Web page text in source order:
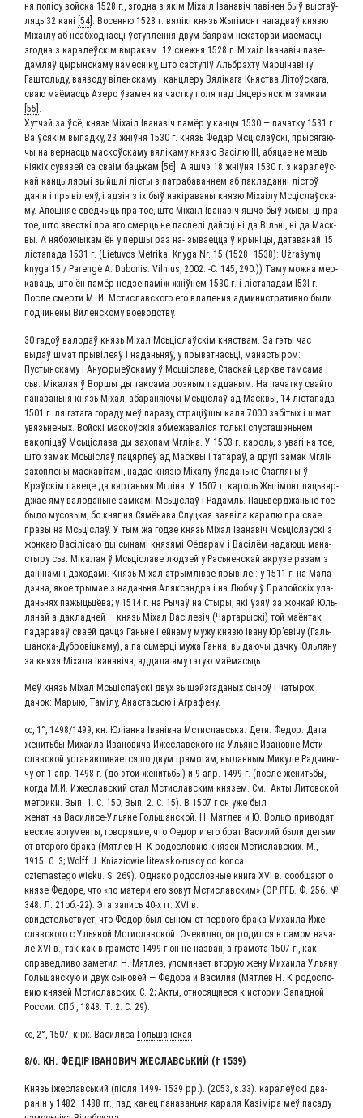
ня попі­су вой­ска 1528 г., згод­на з якім Міхаіл Іва­навіч паві­нен быў выстаў­
ля­ць 32 кані [54] . Восен­ню 1528 г. вялікі князь Жыгі­монт нага­д­ваў кня­зю
Міхаі­лу аб неаб­ход­на­сці ўступ­лен­ня двум бая­рам нека­то­рай маё­мас­ці
згод­на з кара­леўскім выра­кам. 12 снеж­ня 1528 г. Міхаіл Іва­навіч паве­
дам­ляў цырынс­ка­му намес­ніку, што састу­піў Аль­бр­эхту Мар­ці­наві­чу
Гаштоль­ду, ваяво­ду віленска­му і канц­ле­ру Вяліка­га Княст­ва Літоўска­га,
сваю маё­мас­ць Азе­ро ўза­мен на част­ку поля пад Цяце­рын­скім зам­кам
[55] .
Хут­ч­эй за ўсё, князь Міхаіл Іва­навіч памёр у кан­цы 1530 — пачат­ку 1531 г.
Ва ўся­кім выпад­ку, 23 жніў­ня 1530 г. князь Фёдар Мсціслаўскі, пры­ся­га­ю­
чы на вер­на­сць мас­коўс­ка­му вялі­ка­му кня­зю Васі­лю ІІІ, абя­цае не мець
нія­кіх сувя­зей са сваім баць­кам [56] . А яшчэ 18 жніў­ня 1530 г. з кара­леўс­
кай кан­цы­лярыі вый­шлі лісты з патра­ба­ван­нем аб пакла­дан­ні лістоў
данін і пры­віле­яў, і адзін з іх быў накіра­ва­ны кня­зю Міхаі­лу Мсціслаўс­ка­
му. Апош­няе свед­чы­ць пра тое, што Міхаіл Іва­навіч яшчэ быў жывы, ці пра
тое, што звест­кі пра яго смер­ць не паспе­лі дай­с­ці ні да Віль­ні, ні да Мас­к­
вы. А нябож­чы­кам ён у пер­шы раз на- зыва­ец­ца ў кры­ні­цы, дата­ва­най 15
ліста­па­да 1531 г. (Lietuvos Metrika. Knyga Nr. 15 (1528–1538): Užrašymų
knyga 15 / Parengė A. Dubonis. Vilnius, 2002. ‑С. 145, 290.)) Таму мож­на мер­
ка­ва­ць, што ён памёр нед­зе паміж жніў­нем 1530 г. і ліста­па­дам І53І г.
По­сле смер­ти М. И. Мсти­слав­ско­го его вла­де­ния ад­ми­ни­ст­ра­тив­но бы­ли
под­чи­не­ны Ви­лен­ско­му воеводству.
30 гадоў вало­даў князь Міхал Мсь­ціслаўскім княст­вам. За гэты час
выдаў шмат пры­віле­яў i нада­нь­няў, у пры­ват­на­сь­ці, мана­сты­ром:
Пустынс­ка­му і Ануфры­еўс­ка­му ў Мсь­ці­сла­ве, Спас­кай царкве там­са­ма i
сьв. Міка­лая ў Вор­шы ды так­са­ма роз­ным пад­да­ным. На пачат­ку свай­го
пана­ва­нь­ня князь Міхал, аба­ра­ня­ю­чы Мсь­ціслаў ад Мас­к­вы, 14 ліста­па­да
1501 г. ля гэта­га гора­ду меў пара­зу, стра­ціў­шы каля 7000 забітых i шмат
увязь­не­ных. Вой­скі мас­коўскія абме­жа­валі­ся толь­кi спу­ста­ш­э­нь­нем
ваколі­цаў Мсь­ці­сла­ва ды захо­пам Мглі­на. У 1503 г. кароль, з ува­гі на тое,
што замак Мсь­ціслаў пацяр­пеў ад Мас­к­вы i тата­раў, а дру­гі замак Мглін
захопле­ны мас­кавіта­мі, надае кня­зю Міха­лу ўла­да­ньне Спа­г­ля­ны ў
Крэўскім паве­це да вяр­та­нь­ня Мглі­на. У 1507 г. кароль Жыгі­монт пацьвяр­
джае яму вало­да­ньне зам­ка­мі Мсь­ціслаў i Радамль. Пацьвер­джа­ньне тое
было мусо­вым, бо кня­гі­ня Сямё­на­ва Слуц­кая заяві­ла кара­лю пра свае
пра­вы на Мсь­ціслаў. У тым жа год­зе князь Міхал Іва­навіч Мсь­ціслау­скі з
жон­каю Васілі­саю ды сына­мі кня­зя­мі Фёда­рам i Васілём нада­ю­ць мана­
сты­ру сьв. Міка­лая ў Мсь­ці­сла­ве люд­зей у Рась­нен­скай акру­зе разам з
дані­на­мі i дахо­да­мі. Князь Міхал атрым­лі­вае пры­вілеі: у 1511 г. на Мала­
д­эч­на, якое тры­мае з нада­нь­ня Аляк­сандра i на Люб­чу ў Пра­пой­скіх ула­
да­нь­нях пажы­ць­цё­ва; у 1514 г. на Рычаў на Сты­ры, які ўзяў за жон­кай Юль­
ля­най а даклад­ней — князь Міхал Васілевіч (Чар­та­рыс­кі) той маён­так
пада­ра­ваў сва­ёй дач­цэ Ганьне i ейна­му мужу кня­зю Іва­ну Юр’еві­чу (Галь­
шан­ска-Дуб­ро­віц­ка­му), а па сьмер­ці мужа Ган­на, выда­ю­чы дач­ку Юль­ля­ну
за кня­зя Міха­ла Іва­наві­ча, адда­ла яму гэтую маёмасьць.
Меў князь Міхал Мсь­ціслаўскі двух выш­эйз­га­да­ных сыноў i чаты­рох
дачок: Марыю, Тамі­лу, Ана­стась­сю i Аграфену.
∞, 1°, 1498/1499, кн. Юліан­на Іванів­на Мсти­славсь­ка. Дети: Федор. Дата
женить­бы Миха­и­ла Ива­но­ви­ча Иже­слав­ско­го на Ульяне Ива­новне Мсти­
слав­ской уста­нав­ли­ва­ет­ся по двум гра­мо­там, выдан­ным Мику­ле Рад­чи­ни­
чу от 1 апр. 1498 г. (до этой женить­бы) и 9 апр. 1499 г. (после женить­бы,
когда М.И. Иже­слав­ский стал Мсти­слав­ским кня­зем. См.: Акты Литов­ской
мет­ри­ки. Вып. 1. С. 150; Вып. 2. С. 15). В 1507 г он уже был
женат на Васи­ли­се-Ульяне Голь­шан­ской. Н. Мят­лев и Ю. Вольф при­во­дят
вес­кие аргу­мен­ты, гово­ря­щие, что Федор и его брат Васи­лий были детьми
от вто­ро­го бра­ка (Мят­лев Н. К родо­сло­вию кня­зей Мсти­слав­ских. М.,
1915. С. 3; Wolff J. Kniaziowie litewsko-ruscy od konca
cztemastego wieku. S. 269). Одна­ко родо­слов­ные кни­га XVI в. сооб­ща­ют о
кня­зе Федо­ре, что «по мате­ри его зовут Мсти­слав­ским» (ОР РГБ. Ф. 256. №
348. Л. 21об.-22). Эта запись 40‑х гг. XVI в.
сви­де­тель­ству­ет, что Федор был сыном от пер­во­го бра­ка Миха­и­ла Иже­
слав­ско­го с Улья­ной Мсти­слав­ской. Оче­вид­но, он родил­ся в самом нача­
ле XVI в., так как в гра­мо­те 1499 г он не назван, а гра­мо­та 1507 г., как
спра­вед­ли­во заме­тил Н. Мят­лев, упо­ми­на­ет вто­рую жену Миха­и­ла Улья­ну
Голь­шан­скую и двух сыно­вей — Федо­ра и Васи­лия (Мят­лев Н. К родо­сло­
вию кня­зей Мсти­слав­ских. С. 2; Акты, отно­ся­щи­е­ся к исто­рии Запад­ной
Рос­сии. СПб., 1848. Т. 2. С. 29).
∞, 2°, 1507, кнж. Васи­ли­са Гольшанская
8/6. КН. ФЕДІР ІВА­НО­ВИЧ ЖЕСЛАВСЬ­КИЙ († 1539)
Князь іже­славсь­кий (піс­ля 1499- 1539 рр.). (2053, s.33). кара­леўскі два­
ранін у 1482–1488 гг., пад канец пана­ва­нь­ня кара­ля Казі­мі­ра меў паса­ду